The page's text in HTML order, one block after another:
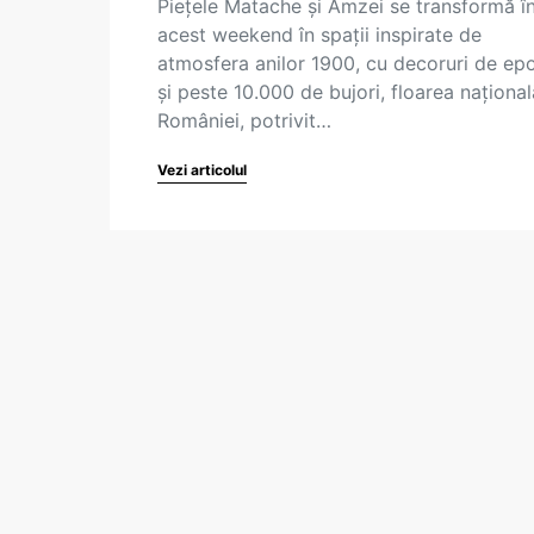
Pieţele Matache şi Amzei se transformă în
acest weekend în spaţii inspirate de
atmosfera anilor 1900, cu decoruri de
şi peste 10.000 de bujori, floarea
României, potrivit…
Vezi articolul